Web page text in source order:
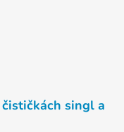
singl a